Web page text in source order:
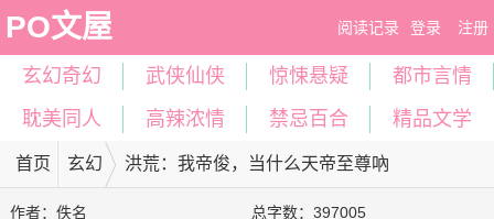
PO文屋 阅读记录 登录 注册
玄幻奇幻 武侠仙侠 惊悚悬疑
都市言情
耽美同人
高辣浓情 禁忌百合 精品文学
首页 玄幻 洪荒：我帝俊，当什么天帝至尊吶
作者：佚名
总字数：397005